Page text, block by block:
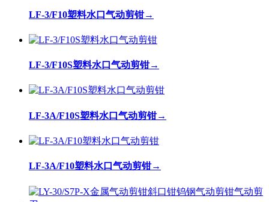
LF-3/F10塑料水口气动剪钳→
LF-3/F10S塑料水口气动剪钳→
LF-3A/F10S塑料水口气动剪钳→
LF-3A/F10塑料水口气动剪钳→